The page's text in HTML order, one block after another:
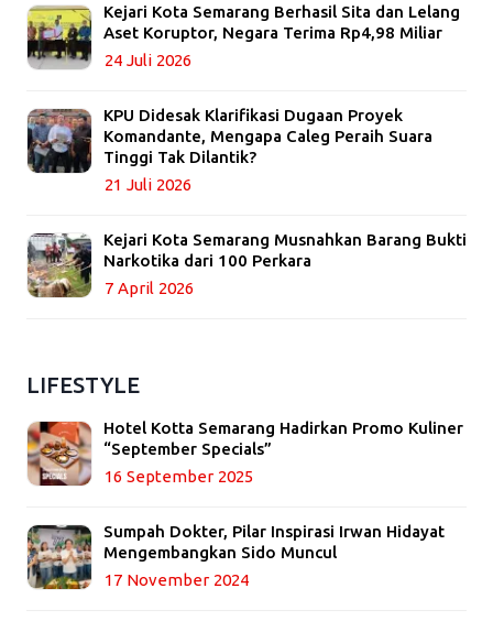
Kejari Kota Semarang Berhasil Sita dan Lelang
Aset Koruptor, Negara Terima Rp4,98 Miliar
24 Juli 2026
KPU Didesak Klarifikasi Dugaan Proyek
Komandante, Mengapa Caleg Peraih Suara
Tinggi Tak Dilantik?
21 Juli 2026
Kejari Kota Semarang Musnahkan Barang Bukti
Narkotika dari 100 Perkara
7 April 2026
LIFESTYLE
Hotel Kotta Semarang Hadirkan Promo Kuliner
“September Specials”
16 September 2025
Sumpah Dokter, Pilar Inspirasi Irwan Hidayat
Mengembangkan Sido Muncul
17 November 2024